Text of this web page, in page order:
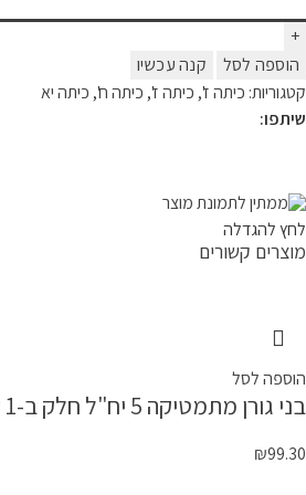
הוספה לסל
קנה עכשיו
קטגוריות: כיתה ז', כיתה ז', כיתה ח', כיתה יא
שיתפו:
לחץ להגדלה
מוצרים קשורים
הוספה לסל
בני גורן מתמטיקה 5 יח"ל חלק ב-1 שאלון 035806
₪99.30